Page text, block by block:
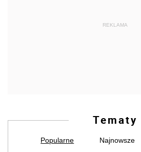
REKLAMA
Tematy
Popularne Najnowsze